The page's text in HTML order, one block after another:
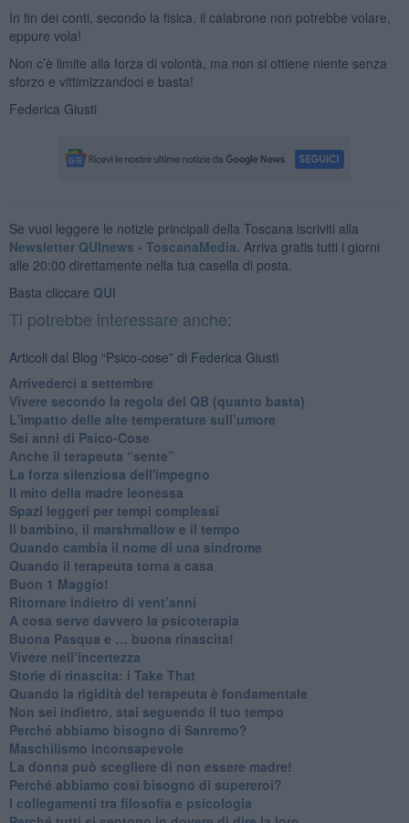
In fin dei conti, secondo la fisica, il calabrone non potrebbe volare,
eppure vola!
Non c’è limite alla forza di volontà, ma non si ottiene niente senza
sforzo e vittimizzandoci e basta!
Federica Giusti
Se vuoi leggere le notizie principali della Toscana iscriviti alla
Newsletter QUInews - ToscanaMedia. Arriva gratis tutti i giorni
alle 20:00 direttamente nella tua casella di posta.
Basta cliccare QUI
Ti potrebbe interessare anche:
Articoli dal Blog “Psico-cose” di Federica Giusti
​Arrivederci a settembre
​Vivere secondo la regola del QB (quanto basta)
​L'impatto delle alte temperature sull’umore
Sei anni di Psico-Cose
​Anche il terapeuta “sente”
​La forza silenziosa dell'impegno
​Il mito della madre leonessa
Spazi leggeri per tempi complessi
Il bambino, il marshmallow e il tempo
​Quando cambia il nome di una sindrome
​Quando il terapeuta torna a casa
​Buon 1 Maggio!
Ritornare indietro di vent’anni
​A cosa serve davvero la psicoterapia
​Buona Pasqua e … buona rinascita!
​Vivere nell’incertezza
​Storie di rinascita: i Take That
​Quando la rigidità del terapeuta è fondamentale
​Non sei indietro, stai seguendo il tuo tempo
​Perché abbiamo bisogno di Sanremo?
​Maschilismo inconsapevole
​La donna può scegliere di non essere madre!
​Perché abbiamo così bisogno di supereroi?
​I collegamenti tra filosofia e psicologia